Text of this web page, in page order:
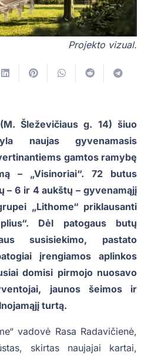
Projekto vizual.
Šleževičiaus g. 14) šiuo
naujas gyvenamasis
gamtos ramybę
– „Visinoriai“. 72 butus
– 6 ir 4 aukštų – gyvenamąjį
„Lithome“ priklausanti
Dėl patogaus butų
susisiekimo, pastato
įrengiamos aplinkos
domisi pirmojo nuosavo
jaunos šeimos ir
turtą.
vadovė Rasa Radavičienė,
skirtas naujajai kartai,